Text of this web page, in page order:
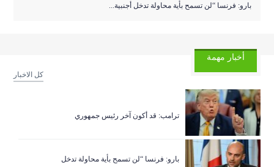
بارو: فرنسا “لن تسمح بأية محاولة تدخل أجنبية...
أخبار مهمة
كل الاخبار
ترامب: قد أكون آخر رئيس جمهوري
بارو: فرنسا “لن تسمح بأية محاولة تدخل